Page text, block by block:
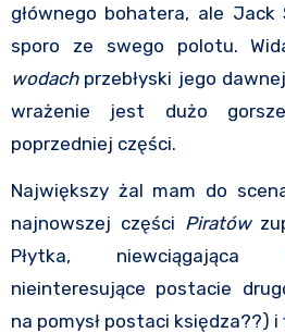
głównego bohatera, ale Jack
sporo ze swego polotu.
wodachprzebłyski jego
wrażenie jest dużo
poprzedniej części.
Największy żal mam do
najnowszej części Piratów
Płytka, niewciągająca
nieinteresujące postacie
na pomysł postaci księdza??)